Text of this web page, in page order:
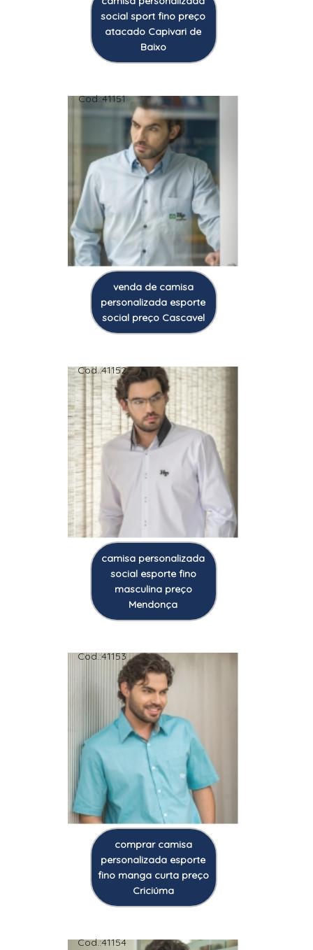
social sport fino preço
atacado Capivari de
Baixo
Cod.:41151
venda de camisa
personalizada esporte
social preço Cascavel
Cod.:41152
camisa personalizada
social esporte fino
masculina preço
Mendonça
Cod.:41153
comprar camisa
personalizada esporte
fino manga curta preço
Criciúma
Cod.:41154